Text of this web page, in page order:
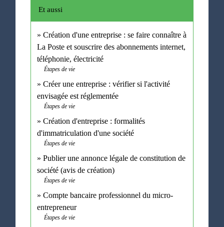
Et aussi
Création d'une entreprise : se faire connaître à
La Poste et souscrire des abonnements internet,
téléphonie, électricité
Étapes de vie
Créer une entreprise : vérifier si l'activité
envisagée est réglementée
Étapes de vie
Création d'entreprise : formalités
d'immatriculation d'une société
Étapes de vie
Publier une annonce légale de constitution de
société (avis de création)
Étapes de vie
Compte bancaire professionnel du micro-
entrepreneur
Étapes de vie